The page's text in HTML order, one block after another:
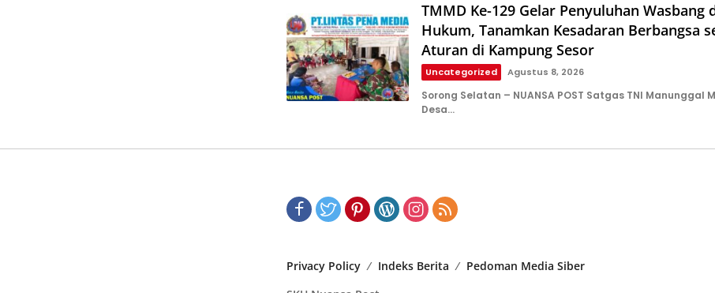
TMMD Ke-129 Gelar Penyuluhan Wasbang
Hukum, Tanamkan Kesadaran Berbangsa
Aturan di Kampung Sesor
Uncategorized Agustus 8, 2026
Sorong Selatan – NUANSA POST Satgas TNI Manunggal
Desa…
Privacy Policy Indeks Berita
Pedoman Media Siber